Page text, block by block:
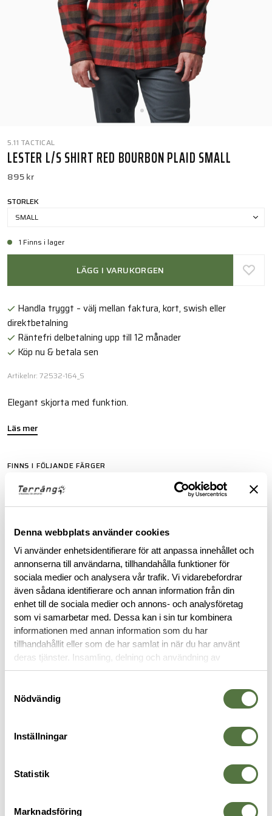
Denna webbplats använder cookies
Vi använder enhetsidentifierare för att anpassa innehållet och
annonserna till användarna, tillhandahålla funktioner för
sociala medier och analysera vår trafik. Vi vidarebefordrar
även sådana identifierare och annan information från din
enhet till de sociala medier och annons- och analysföretag
som vi samarbetar med. Dessa kan i sin tur kombinera
informationen med annan information som du har
tillhandahållit eller som de har samlat in när du har använt
deras tjänster. Insamling, delning och användning av
personuppgifter kan användas för personalisering av
Nödvändig
Inställningar
Statistik
Marknadsföring
5.11 TACTICAL
LESTER L/S SHIRT RED BOURBON PLAID SMALL
895 kr
STORLEK
SMALL
1 Finns i lager
LÄGG I VARUKORGEN
Handla tryggt – välj mellan faktura, kort, swish eller
direktbetalning
Räntefri delbetalning upp till 12 månader
Köp nu & betala sen
Artikelnr: 72532-164_S
Elegant skjorta med funktion.
Läs mer
FINNS I FÖLJANDE FÄRGER
BESKRIVNING
RECENSIONER
OM VARUMÄRKET
SKJORTOR